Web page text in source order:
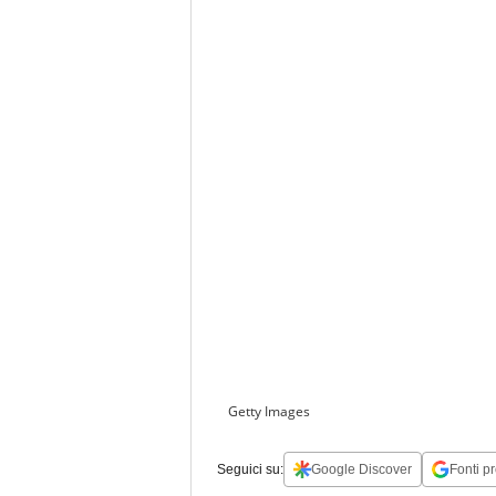
Getty Images
Seguici su: Google Discover Fonti